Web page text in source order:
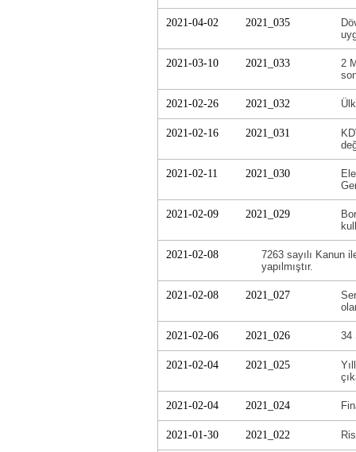
2021-04-02 2021_035
2021-03-10 2021_033
2
2021-02-26 2021_032
2021-02-16 2021_031
2021-02-11 2021_030
2021-02-09 2021_029
2021-02-08
7263 sayılı Kanun
yapılmıştır.
2021-02-08 2021_027
2021-02-06 2021_026 34
2021-02-04 2021_025
2021-02-04 2021_024
2021-01-30 2021_022